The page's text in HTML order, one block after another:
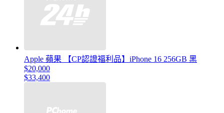
Apple 蘋果 【CP認證福利品】iPhone 16 256GB 黑
$20,000
$33,400